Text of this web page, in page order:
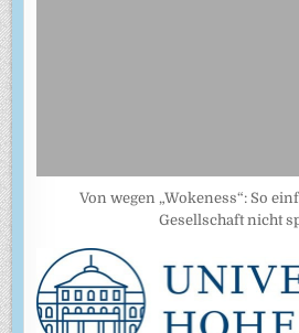
Von wegen „Wokeness“: So
Gesellschaft nicht